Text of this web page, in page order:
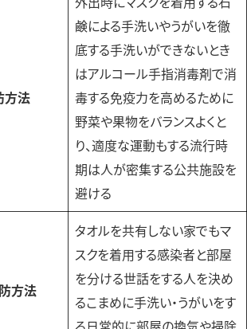
方法
鹸による手洗いやうがいを徹
底する手洗いができないとき
はアルコール手指消毒剤で消
毒する免疫力を高めるために
野菜や果物をバランスよくと
り、適度な運動もする流行時
期は人が密集する公共施設を
避ける
方法
タオルを共有しない家でもマ
スクを着用する感染者と部屋
を分ける世話をする人を決め
るこまめに手洗い・うがいをす